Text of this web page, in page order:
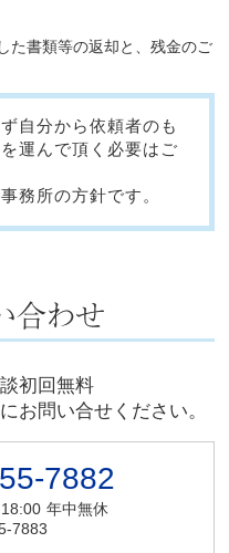
た書類等の返却と、残金のご
自分から依頼者のも
運んで頂く必要はご
務所の方針です。
初回無料
お問い合せください。
7882
年中無休
7883